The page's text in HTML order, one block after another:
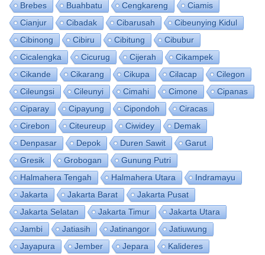
Brebes
Buahbatu Cengkareng
Ciamis
Cianjur
Cibadak Cibarusah
Cibeunying Kidul
Cibinong
Cibiru Cibitung
Cibubur
Cicalengka
Cicurug Cijerah
Cikampek
Cikande
Cikarang Cikupa Cilacap
Cilegon
Cileungsi
Cileunyi Cimahi Cimone
Cipanas
Ciparay
Cipayung Cipondoh
Ciracas
Cirebon
Citeureup Ciwidey
Demak
Denpasar
Depok Duren Sawit
Garut
Gresik
Grobogan
Gunung Putri
Halmahera Tengah
Halmahera Utara
Indramayu
Jakarta
Jakarta Barat
Jakarta Pusat
Jakarta Selatan
Jakarta Timur
Jakarta Utara
Jambi
Jatiasih Jatinangor
Jatiuwung
Jayapura
Jember Jepara
Kalideres